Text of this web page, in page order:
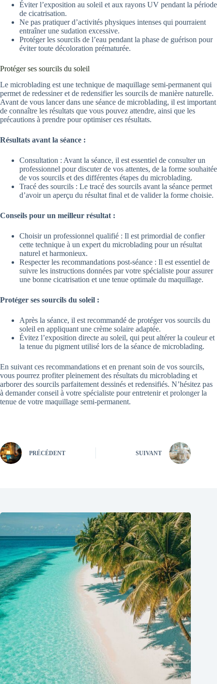
Éviter l’exposition au soleil et aux rayons UV pendant la période
de cicatrisation.
Ne pas pratiquer d’activités physiques intenses qui pourraient
entraîner une sudation excessive.
Protéger les sourcils de l’eau pendant la phase de guérison pour
éviter toute décoloration prématurée.
Protéger ses sourcils du soleil
Le microblading est une technique de maquillage semi-permanent qui
permet de redessiner et de redensifier les sourcils de manière naturelle.
Avant de vous lancer dans une séance de microblading, il est important
de connaître les résultats que vous pouvez attendre, ainsi que les
précautions à prendre pour optimiser ces résultats.
Résultats avant la séance :
Consultation : Avant la séance, il est essentiel de consulter un
professionnel pour discuter de vos attentes, de la forme souhaitée
de vos sourcils et des différentes étapes du microblading.
Tracé des sourcils : Le tracé des sourcils avant la séance permet
d’avoir un aperçu du résultat final et de valider la forme choisie.
Conseils pour un meilleur résultat :
Choisir un professionnel qualifié : Il est primordial de confier
cette technique à un expert du microblading pour un résultat
naturel et harmonieux.
Respecter les recommandations post-séance : Il est essentiel de
suivre les instructions données par votre spécialiste pour assurer
une bonne cicatrisation et une tenue optimale du maquillage.
Protéger ses sourcils du soleil :
Après la séance, il est recommandé de protéger vos sourcils du
soleil en appliquant une crème solaire adaptée.
Évitez l’exposition directe au soleil, qui peut altérer la couleur et
la tenue du pigment utilisé lors de la séance de microblading.
En suivant ces recommandations et en prenant soin de vos sourcils,
vous pourrez profiter pleinement des résultats du microblading et
arborer des sourcils parfaitement dessinés et redensifiés. N’hésitez pas
à demander conseil à votre spécialiste pour entretenir et prolonger la
tenue de votre maquillage semi-permanent.
PRÉCÉDENT SUIVANT